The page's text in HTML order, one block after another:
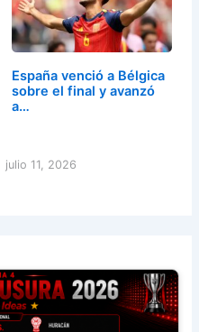
España venció a Bélgica
sobre el final y avanzó
a…
julio 11, 2026